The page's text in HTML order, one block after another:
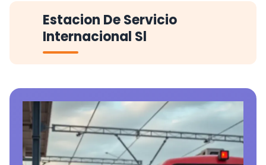
Estacion De Servicio
Internacional Sl